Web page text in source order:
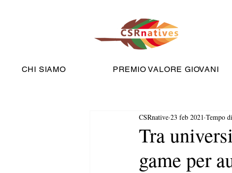
CHI SIAMO PREMIO VALORE GIOVANI
Tra
game per
CSRnative 23 feb 2021 Tempo